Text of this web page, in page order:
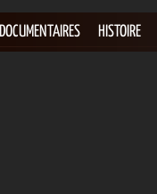
DOCUMENTAIRES HISTOIRE